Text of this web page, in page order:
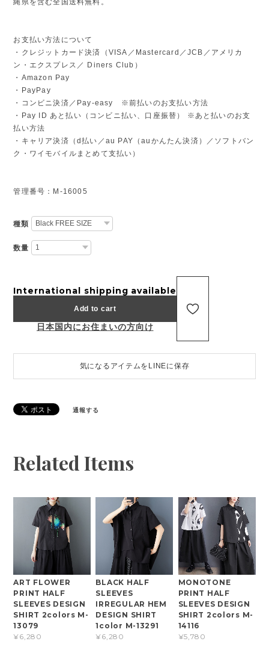
お支払い方法について
・クレジットカード決済（VISA／Mastercard／JCB／アメリカ
ン・エクスプレス／ Diners Club）
・Amazon Pay
・PayPay
・コンビニ決済／Pay-easy ※前払いのお支払い方法
・Pay ID あと払い（コンビニ払い、口座振替） ※あと払いのお支
払い方法
・キャリア決済（d払い／au PAY（auかんたん決済）／ソフトバン
ク・ワイモバイルまとめて支払い）
管理番号：M-16005
種類
数量
International shipping available
Add to cart
日本国内にお住まいの方向け
気になるアイテムをLINEに保存
通報する
Related Items
ART FLOWER
PRINT HALF
SLEEVES DESIGN
SHIRT 2colors M-
13079
¥6,280
BLACK HALF
SLEEVES
IRREGULAR HEM
DESIGN SHIRT
1color M-13291
¥6,280
MONOTONE
PRINT HALF
SLEEVES DESIGN
SHIRT 2colors M-
14116
¥5,780